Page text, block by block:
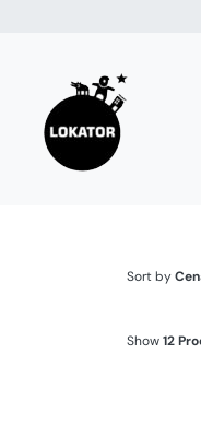
zawartości
Sort by
Show12